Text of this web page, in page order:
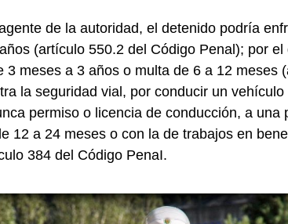
de la autoridad, el detenido podría
(artículo 550.2 del Código Penal); por el
3 meses a 3 años o multa de 6 a 12 meses
la seguridad vial, por conducir un vehículo
permiso o licencia de conducción, a una
12 a 24 meses o con la de trabajos en
384 del Código PenaI.